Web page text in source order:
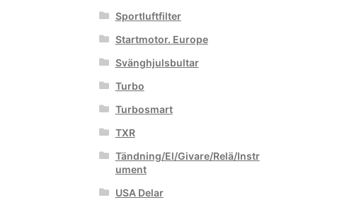
Sportluftfilter
Startmotor. Europe
Svänghjulsbultar
Turbo
Turbosmart
TXR
Tändning/El/Givare/Relä/Instr
ument
USA Delar